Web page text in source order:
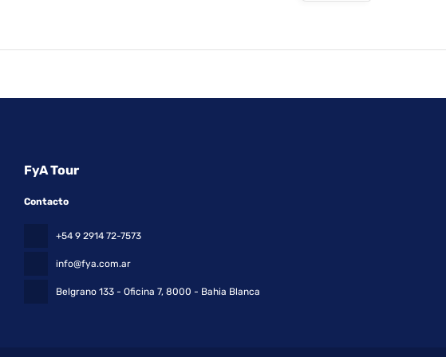
FyA Tour
Contacto
+54 9 2914 72-7573
info@fya.com.ar
Belgrano 133 - Oficina 7, 8000 - Bahia Blanca